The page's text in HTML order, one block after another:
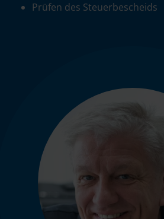
Prüfen des Steuerbescheids